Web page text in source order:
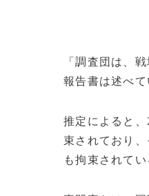
「調査団は、
報告書は述べて
推定によると
束されており
も拘束されてい